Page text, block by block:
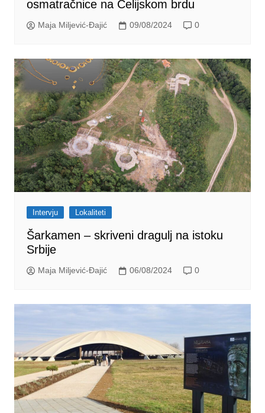
osmatračnice na Ćelijskom brdu
Maja Miljević-Đajić 09/08/2024 0
Intervju Lokaliteti
Šarkamen – skriveni dragulj na istoku
Srbije
Maja Miljević-Đajić 06/08/2024 0